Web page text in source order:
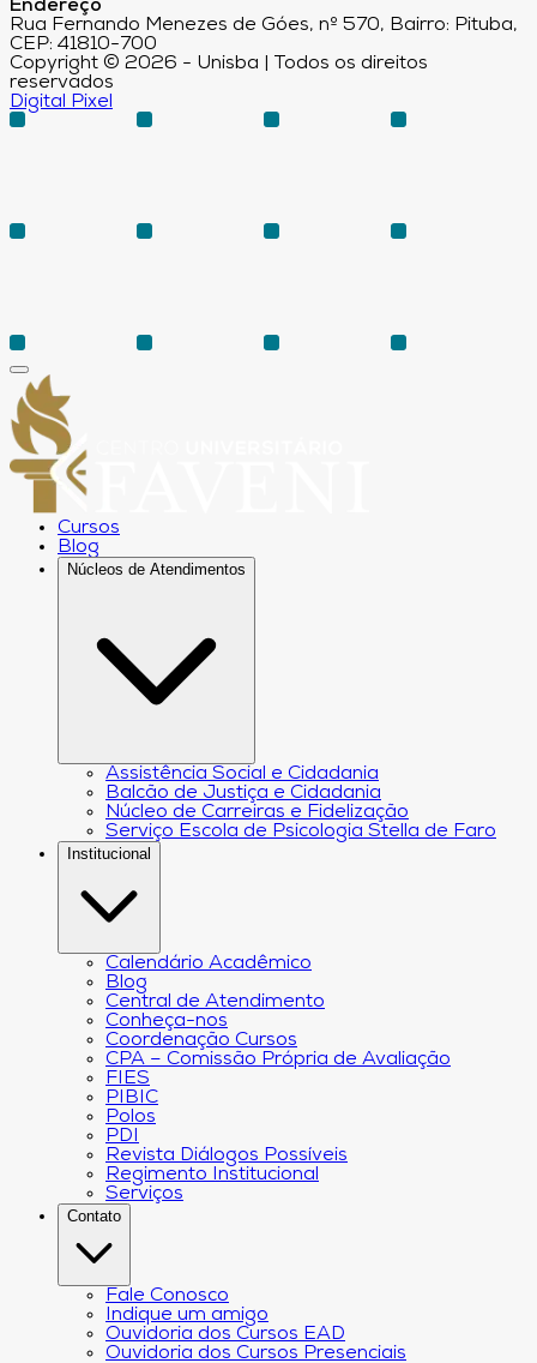
Endereço
Rua Fernando Menezes de Góes, nº 570, Bairro: Pituba,
CEP: 41810-700
Copyright © 2026 - Unisba | Todos os direitos
reservados
Digital Pixel
Cursos
Blog
Núcleos de Atendimentos
Assistência Social e Cidadania
Balcão de Justiça e Cidadania
Núcleo de Carreiras e Fidelização
Serviço Escola de Psicologia Stella de Faro
Institucional
Calendário Acadêmico
Blog
Central de Atendimento
Conheça-nos
Coordenação Cursos
CPA – Comissão Própria de Avaliação
FIES
PIBIC
Polos
PDI
Revista Diálogos Possíveis
Regimento Institucional
Serviços
Contato
Fale Conosco
Indique um amigo
Ouvidoria dos Cursos EAD
Ouvidoria dos Cursos Presenciais